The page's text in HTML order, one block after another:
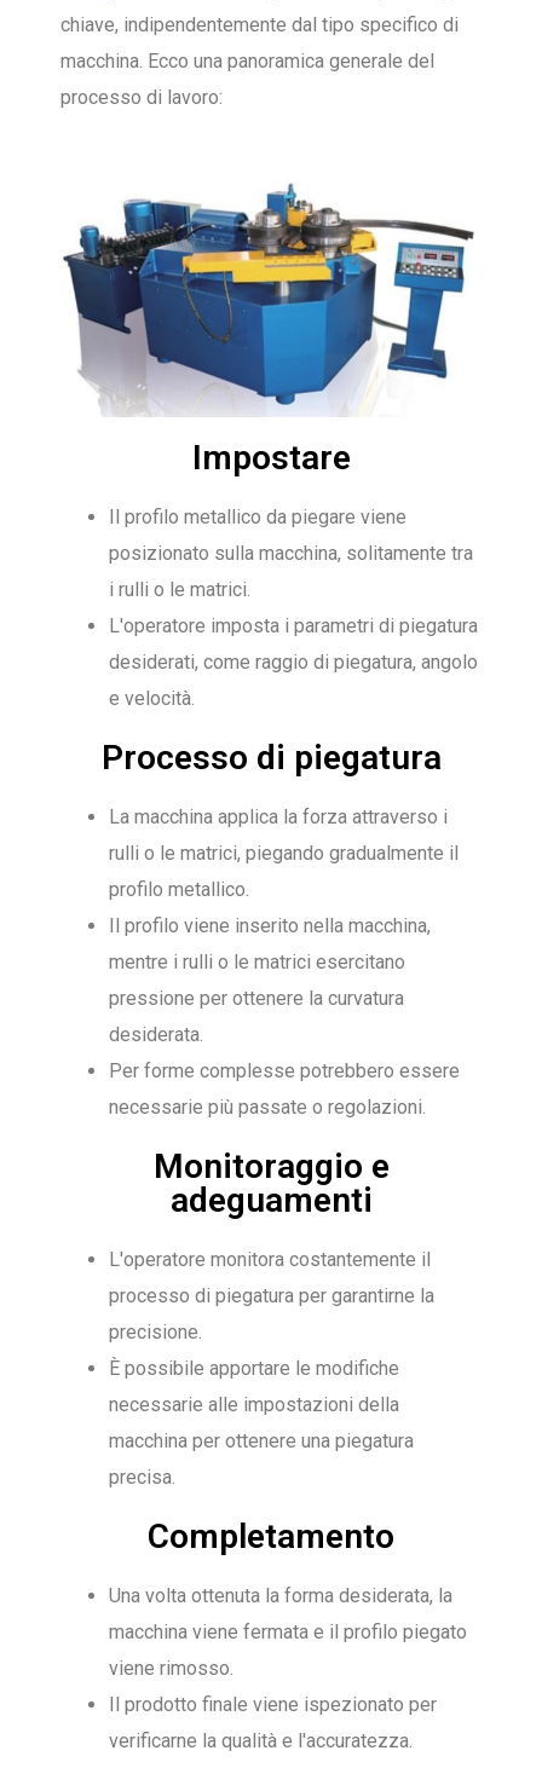
chiave, indipendentemente dal tipo specifico di
macchina. Ecco una panoramica generale del
processo di lavoro:
Impostare
Il profilo metallico da piegare viene
posizionato sulla macchina, solitamente tra
i rulli o le matrici.
L'operatore imposta i parametri di piegatura
desiderati, come raggio di piegatura, angolo
e velocità.
Processo di piegatura
La macchina applica la forza attraverso i
rulli o le matrici, piegando gradualmente il
profilo metallico.
Il profilo viene inserito nella macchina,
mentre i rulli o le matrici esercitano
pressione per ottenere la curvatura
desiderata.
Per forme complesse potrebbero essere
necessarie più passate o regolazioni.
Monitoraggio e
adeguamenti
L'operatore monitora costantemente il
processo di piegatura per garantirne la
precisione.
È possibile apportare le modifiche
necessarie alle impostazioni della
macchina per ottenere una piegatura
precisa.
Completamento
Una volta ottenuta la forma desiderata, la
macchina viene fermata e il profilo piegato
viene rimosso.
Il prodotto finale viene ispezionato per
verificarne la qualità e l'accuratezza.